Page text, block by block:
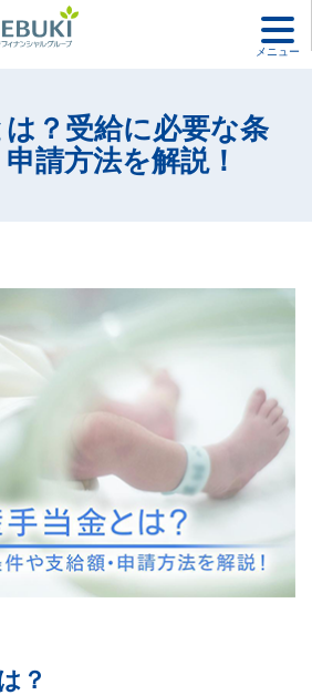
メニュー
？受給に必要な条
請方法を解説！
？